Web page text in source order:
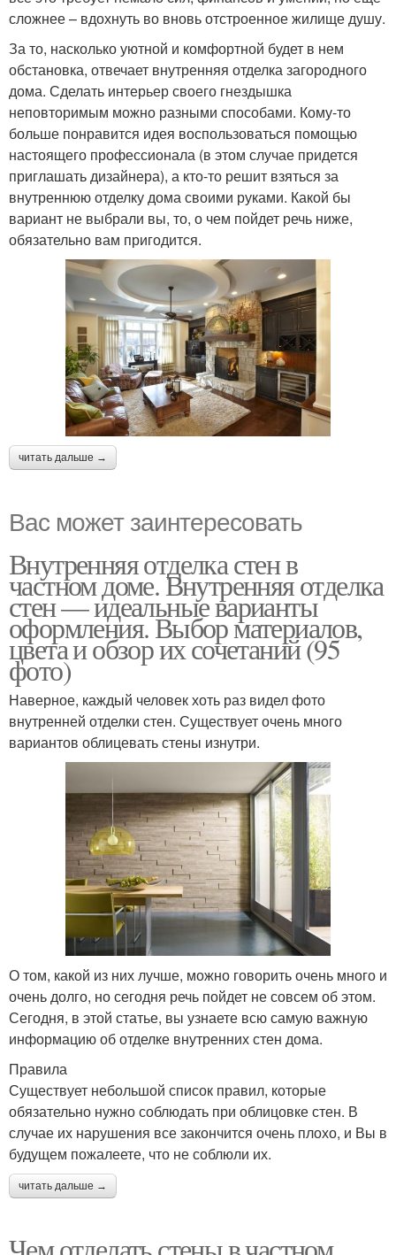
сложнее – вдохнуть во вновь отстроенное жилище душу.
За то, насколько уютной и комфортной будет в нем
обстановка, отвечает внутренняя отделка загородного
дома. Сделать интерьер своего гнездышка
неповторимым можно разными способами. Кому-то
больше понравится идея воспользоваться помощью
настоящего профессионала (в этом случае придется
приглашать дизайнера), а кто-то решит взяться за
внутреннюю отделку дома своими руками. Какой бы
вариант не выбрали вы, то, о чем пойдет речь ниже,
обязательно вам пригодится.
читать дальше →
Вас может заинтересовать
Внутренняя отделка стен в
частном доме. Внутренняя отделка
стен — идеальные варианты
оформления. Выбор материалов,
цвета и обзор их сочетаний (95
фото)
Наверное, каждый человек хоть раз видел фото
внутренней отделки стен. Существует очень много
вариантов облицевать стены изнутри.
О том, какой из них лучше, можно говорить очень много и
очень долго, но сегодня речь пойдет не совсем об этом.
Сегодня, в этой статье, вы узнаете всю самую важную
информацию об отделке внутренних стен дома.
Правила
Существует небольшой список правил, которые
обязательно нужно соблюдать при облицовке стен. В
случае их нарушения все закончится очень плохо, и Вы в
будущем пожалеете, что не соблюли их.
читать дальше →